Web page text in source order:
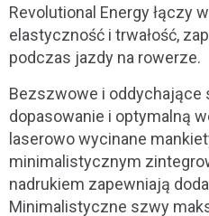
Revolutional Energy łączy
elastyczność i trwałość,
podczas jazdy na rowerze.
Bezszwowe i oddychające
dopasowanie i optymalną
laserowo wycinane
minimalistycznym
nadrukiem zapewniają
Minimalistyczne szwy